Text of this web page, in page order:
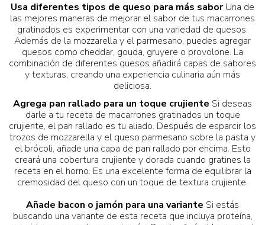
Usa diferentes tipos de queso para más saborUna de
las mejores maneras de mejorar el sabor de tus macarrones
gratinados es experimentar con una variedad de quesos.
Además de la mozzarella y el parmesano, puedes agregar
quesos como cheddar, gouda, gruyere o provolone. La
combinación de diferentes quesos añadirá capas de sabores
y texturas, creando una experiencia culinaria aún más
deliciosa.
Agrega pan rallado para un toque crujiente Si deseas
darle a tu receta de macarrones gratinados un toque
crujiente, el pan rallado es tu aliado. Después de esparcir los
trozos de mozzarella y el queso parmesano sobre la pasta y
el brócoli, añade una capa de pan rallado por encima. Esto
creará una cobertura crujiente y dorada cuando gratines la
receta en el horno. Es una excelente forma de equilibrar la
cremosidad del queso con un toque de textura crujiente.
Añade bacon o jamón para una variante Si estás
buscando una variante de esta receta que incluya proteína,